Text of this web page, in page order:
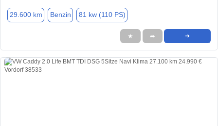
29.600 km Benzin 81 kw (110 PS)
★ ➦ ➜